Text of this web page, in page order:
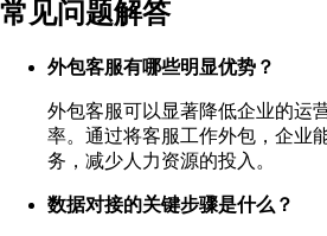
常见问题解答
外包客服有哪些明显优势？
外包客服可以显著降低企业的运
率。通过将客服工作外包，企业
务，减少人力资源的投入。
数据对接的关键步骤是什么？